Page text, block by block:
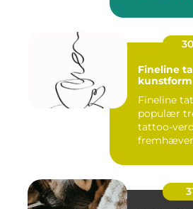
Fineline
kunstform
Fineline
populær
tattoo-
fremhæver